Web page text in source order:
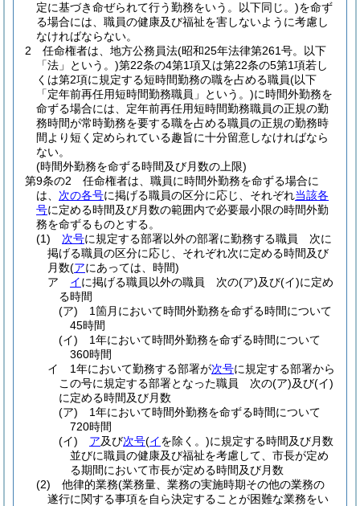
定に基づき命ぜられて行う勤務をいう。以下同じ。)を命ず
る場合には、職員の健康及び福祉を害しないように考慮し
なければならない。
2
任命権者は、地方公務員法(昭和25年法律第261号。以下
「法」という。)第22条の4第1項又は第22条の5第1項若し
くは第2項に規定する短時間勤務の職を占める職員(以下
「定年前再任用短時間勤務職員」という。)に時間外勤務を
命ずる場合には、定年前再任用短時間勤務職員の正規の勤
務時間が常時勤務を要する職を占める職員の正規の勤務時
間より短く定められている趣旨に十分留意しなければなら
ない。
(時間外勤務を命ずる時間及び月数の上限)
第9条の2
任命権者は、職員に時間外勤務を命ずる場合に
は、 次の各号に掲げる職員の区分に応じ、それぞれ当該各
号に定める時間及び月数の範囲内で必要最小限の時間外勤
務を命ずるものとする。
(1)
次号に規定する部署以外の部署に勤務する職員 次に
掲げる職員の区分に応じ、それぞれ次に定める時間及び
月数(アにあっては、時間)
ア
イに掲げる職員以外の職員 次の(ア)及び(イ)に定め
る時間
(ア)
1箇月において時間外勤務を命ずる時間について
45時間
(イ)
1年において時間外勤務を命ずる時間について
360時間
イ
1年において勤務する部署が次号に規定する部署から
この号に規定する部署となった職員 次の(ア)及び(イ)
に定める時間及び月数
(ア)
1年において時間外勤務を命ずる時間について
720時間
(イ)
ア及び次号(イを除く。)に規定する時間及び月数
並びに職員の健康及び福祉を考慮して、市長が定め
る期間において市長が定める時間及び月数
(2)
他律的業務(業務量、業務の実施時期その他の業務の
遂行に関する事項を自ら決定することが困難な業務をい